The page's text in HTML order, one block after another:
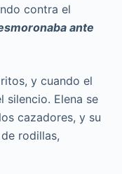
contra el
ante
y cuando el
silencio. Elena se
cazadores, y su
rodillas,